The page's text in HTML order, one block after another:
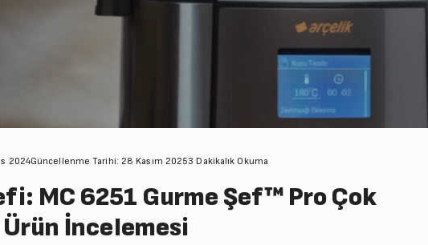
2024Güncellenme Tarihi: 28 Kasım 20253 Dakikalık Okuma
MC 6251 Gurme Şef™ Pro Çok
İncelemesi